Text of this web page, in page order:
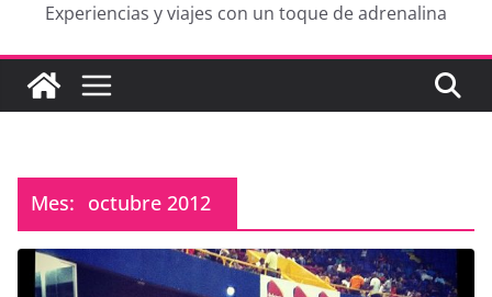
Experiencias y viajes con un toque de adrenalina
Mes: octubre 2012